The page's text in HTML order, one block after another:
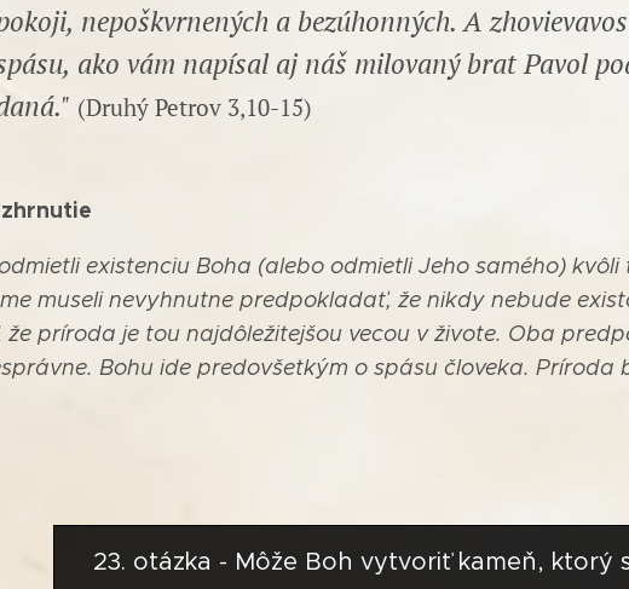
nepoškvrnených a bezúhonných. A
ako vám napísal aj náš milovaný brat Pavol
" (Druhý Petrov 3,10-15)
existenciu Boha (alebo odmietli Jeho samého)
museli nevyhnutne predpokladať, že nikdy nebude
že príroda je tou najdôležitejšou vecou v živote. Oba
Bohu ide predovšetkým o spásu človeka.
23. otázka - Môže Boh vytvoriť kameň, ktorý